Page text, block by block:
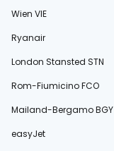
Wien VIE
Ryanair
London Stansted STN
Rom-Fiumicino FCO
Mailand-Bergamo BGY
easyJet